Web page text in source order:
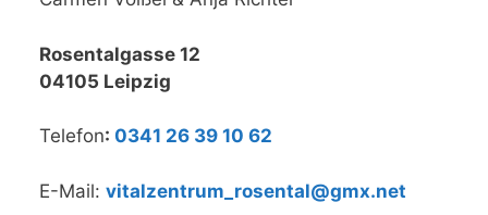
Rosentalgasse 12
04105 Leipzig
Telefon: 0341 26 39 10 62
E-Mail: vitalzentrum_rosental@gmx.net